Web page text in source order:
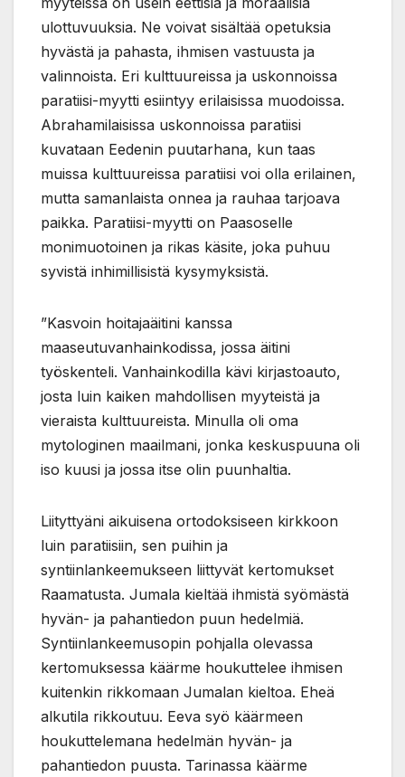
ulottuvuuksia. Ne voivat sisältää opetuksia
hyvästä ja pahasta, ihmisen vastuusta ja
valinnoista. Eri kulttuureissa ja uskonnoissa
paratiisi-myytti esiintyy erilaisissa muodoissa.
Abrahamilaisissa uskonnoissa paratiisi
kuvataan Eedenin puutarhana, kun taas
muissa kulttuureissa paratiisi voi olla erilainen,
mutta samanlaista onnea ja rauhaa tarjoava
paikka. Paratiisi-myytti on Paasoselle
monimuotoinen ja rikas käsite, joka puhuu
syvistä inhimillisistä kysymyksistä.
”Kasvoin hoitajaäitini kanssa
maaseutuvanhainkodissa, jossa äitini
työskenteli. Vanhainkodilla kävi kirjastoauto,
josta luin kaiken mahdollisen myyteistä ja
vieraista kulttuureista. Minulla oli oma
mytologinen maailmani, jonka keskuspuuna oli
iso kuusi ja jossa itse olin puunhaltia.
Liityttyäni aikuisena ortodoksiseen kirkkoon
luin paratiisiin, sen puihin ja
syntiinlankeemukseen liittyvät kertomukset
Raamatusta. Jumala kieltää ihmistä syömästä
hyvän- ja pahantiedon puun hedelmiä.
Syntiinlankeemusopin pohjalla olevassa
kertomuksessa käärme houkuttelee ihmisen
kuitenkin rikkomaan Jumalan kieltoa. Eheä
alkutila rikkoutuu. Eeva syö käärmeen
houkuttelemana hedelmän hyvän- ja
pahantiedon puusta. Tarinassa käärme